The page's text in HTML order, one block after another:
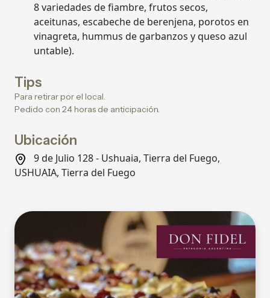
8 variedades de fiambre, frutos secos,
aceitunas, escabeche de berenjena, porotos en
vinagreta, hummus de garbanzos y queso azul
untable).
Tips
Para retirar por el local.
Pedido con 24 horas de anticipación.
Ubicación
9 de Julio 128 - Ushuaia, Tierra del Fuego,
USHUAIA, Tierra del Fuego